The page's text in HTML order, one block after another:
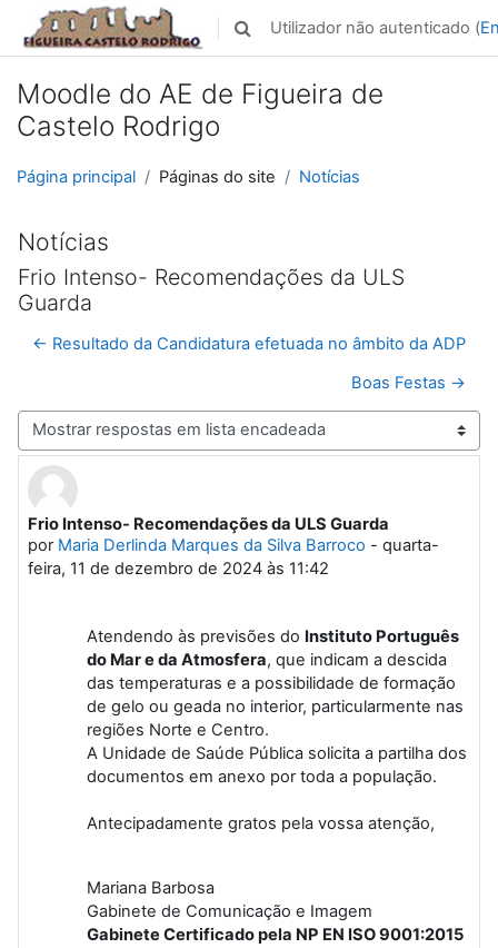
Ir para o conteúdo principal
Alternar a entrada da pesquisa
Utilizador não autenticado (
Moodle do AE de Figueira de
Castelo Rodrigo
Página principal Páginas do site Notícias
Notícias
Frio Intenso- Recomendações da ULS
Guarda
← Resultado da Candidatura efetuada no âmbito da ADP
Boas Festas →
Modo de visualização
Frio Intenso- Recomendações da ULS Guarda
por Maria Derlinda Marques da Silva Barroco - quarta-
feira, 11 de dezembro de 2024 às 11:42
Número de respostas: 0
Atendendo às previsões do Instituto Português
do Mar e da Atmosfera, que indicam a descida
das temperaturas e a possibilidade de formação
de gelo ou geada no interior, particularmente nas
regiões Norte e Centro.
A Unidade de Saúde Pública solicita a partilha dos
documentos em anexo por toda a população.
Antecipadamente gratos pela vossa atenção,
Mariana Barbosa
Gabinete de Comunicação e Imagem
Gabinete Certificado pela NP EN ISO 9001:2015